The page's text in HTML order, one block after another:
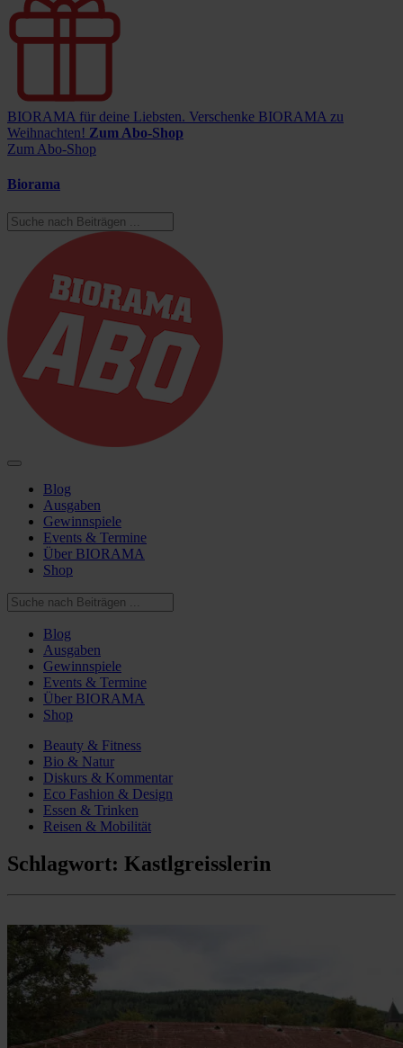
BIORAMA für deine Liebsten. Verschenke BIORAMA zu
Weihnachten! Zum Abo-Shop
Zum Abo-Shop
Biorama
Blog
Ausgaben
Gewinnspiele
Events & Termine
Über BIORAMA
Shop
Blog
Ausgaben
Gewinnspiele
Events & Termine
Über BIORAMA
Shop
Beauty & Fitness
Bio & Natur
Diskurs & Kommentar
Eco Fashion & Design
Essen & Trinken
Reisen & Mobilität
Schlagwort: Kastlgreisslerin